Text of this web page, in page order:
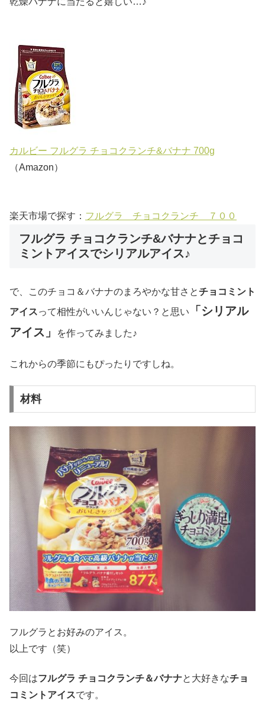
カルビー フルグラ チョコクランチ&バナナ 700g
（Amazon）
楽天市場で探す： フルグラ チョコクランチ ７００
フルグラ チョコクランチ&バナナとチョコ
ミントアイスでシリアルアイス♪
で、このチョコ＆バナナのまろやかな甘さとチョコミント
アイスって相性がいいんじゃない？と思い
「シリアル
アイス」
を作ってみました♪
これからの季節にもぴったりですしね。
材料
フルグラとお好みのアイス。
以上です（笑）
今回はフルグラ チョコクランチ＆バナナと大好きなチョ
コミントアイスです。